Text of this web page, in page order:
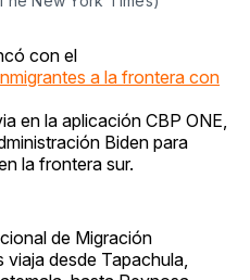
con el
a la frontera con
en la aplicación CBP ONE,
Biden para
la frontera sur.
de Migración
desde Tapachula,